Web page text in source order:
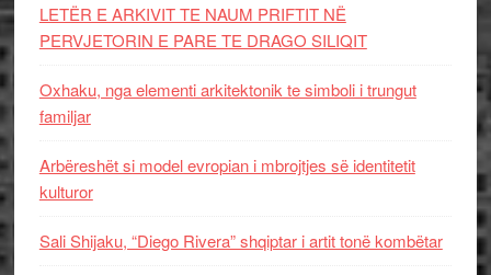
LETËR E ARKIVIT TE NAUM PRIFTIT NË
PERVJETORIN E PARE TE DRAGO SILIQIT
Oxhaku, nga elementi arkitektonik te simboli i trungut
familjar
Arbëreshët si model evropian i mbrojtjes së identitetit
kulturor
Sali Shijaku, “Diego Rivera” shqiptar i artit tonë kombëtar